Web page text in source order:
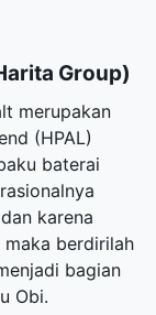
Group)
merupakan
(HPAL)
baterai
karena
berdirilah
bagian
Obi.